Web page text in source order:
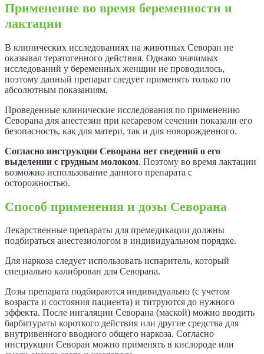
Применение во время беременности и
лактации
В клинических исследованиях на животных Севоран не
оказывал тератогенного действия. Однако значимых
исследований у беременных женщин не проводилось,
поэтому данный препарат следует применять только по
абсолютным показаниям.
Проведенные клинические исследования по применению
Севорана для анестезии при кесаревом сечении показали его
безопасность, как для матери, так и для новорожденного.
Согласно инструкции Севорана нет сведений о его
выделении с грудным молоком. Поэтому во время лактации
возможно использование данного препарата с
осторожностью.
Способ применения и дозы Севорана
Лекарственные препараты для премедикации должны
подбираться анестезиологом в индивидуальном порядке.
Для наркоза следует использовать испаритель, который
специально калиброван для Севорана.
Дозы препарата подбираются индивидуально (с учетом
возраста и состояния пациента) и титруются до нужного
эффекта. После ингаляции Севорана (маской) можно вводить
барбитураты короткого действия или другие средства для
внутривенного вводного общего наркоза. Согласно
инструкции Севоран можно применять в кислороде или